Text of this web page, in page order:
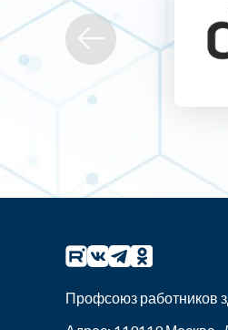
Профсоюз работников